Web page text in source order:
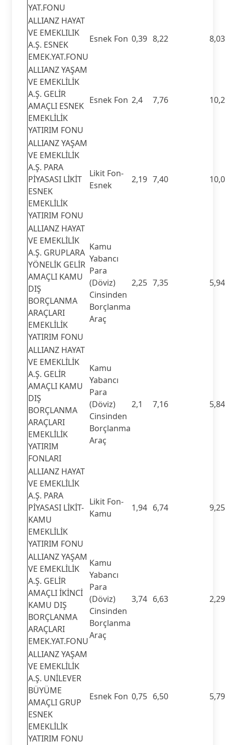
YAT.FONU
ALLIANZ HAYAT
VE EMEKLILIK
A.Ş. ESNEK
EMEK.YAT.FONU
Esnek Fon 0,39 8,22 8,03
ALLIANZ YAŞAM
VE EMEKLİLİK
A.Ş. GELİR
AMAÇLI ESNEK
EMEKLİLİK
YATIRIM FONU
Esnek Fon 2,4 7,76
ALLIANZ YAŞAM
VE EMEKLİLİK
A.Ş. PARA
PİYASASI LİKİT
ESNEK
EMEKLİLİK
YATIRIM FONU
Likit Fon-
Esnek
2,19 7,40
ALLIANZ HAYAT
VE EMEKLİLİK
A.Ş. GRUPLARA
YÖNELİK GELİR
AMAÇLI KAMU
DIŞ
BORÇLANMA
ARAÇLARI
EMEKLİLİK
YATIRIM FONU
Kamu
Yabancı
Para
(Döviz)
Cinsinden
Borçlanma
Araç
2,25 7,35 5,94
ALLIANZ HAYAT
VE EMEKLİLİK
A.Ş. GELİR
AMAÇLI KAMU
DIŞ
BORÇLANMA
ARAÇLARI
EMEKLİLİK
YATIRIM
FONLARI
Kamu
Yabancı
Para
(Döviz)
Cinsinden
Borçlanma
Araç
2,1 7,16 5,84
ALLIANZ HAYAT
VE EMEKLİLİK
A.Ş. PARA
PİYASASI LİKİT-
KAMU
EMEKLİLİK
YATIRIM FONU
Likit Fon-
Kamu
1,94 6,74 9,25
ALLIANZ YAŞAM
VE EMEKLİLİK
A.Ş. GELİR
AMAÇLI İKİNCİ
KAMU DIŞ
BORÇLANMA
ARAÇLARI
EMEK.YAT.FONU
Kamu
Yabancı
Para
(Döviz)
Cinsinden
Borçlanma
Araç
3,74 6,63 2,29
ALLIANZ YAŞAM
VE EMEKLİLİK
A.Ş. UNİLEVER
BÜYÜME
AMAÇLI GRUP
ESNEK
EMEKLİLİK
YATIRIM FONU
Esnek Fon 0,75 6,50 5,79